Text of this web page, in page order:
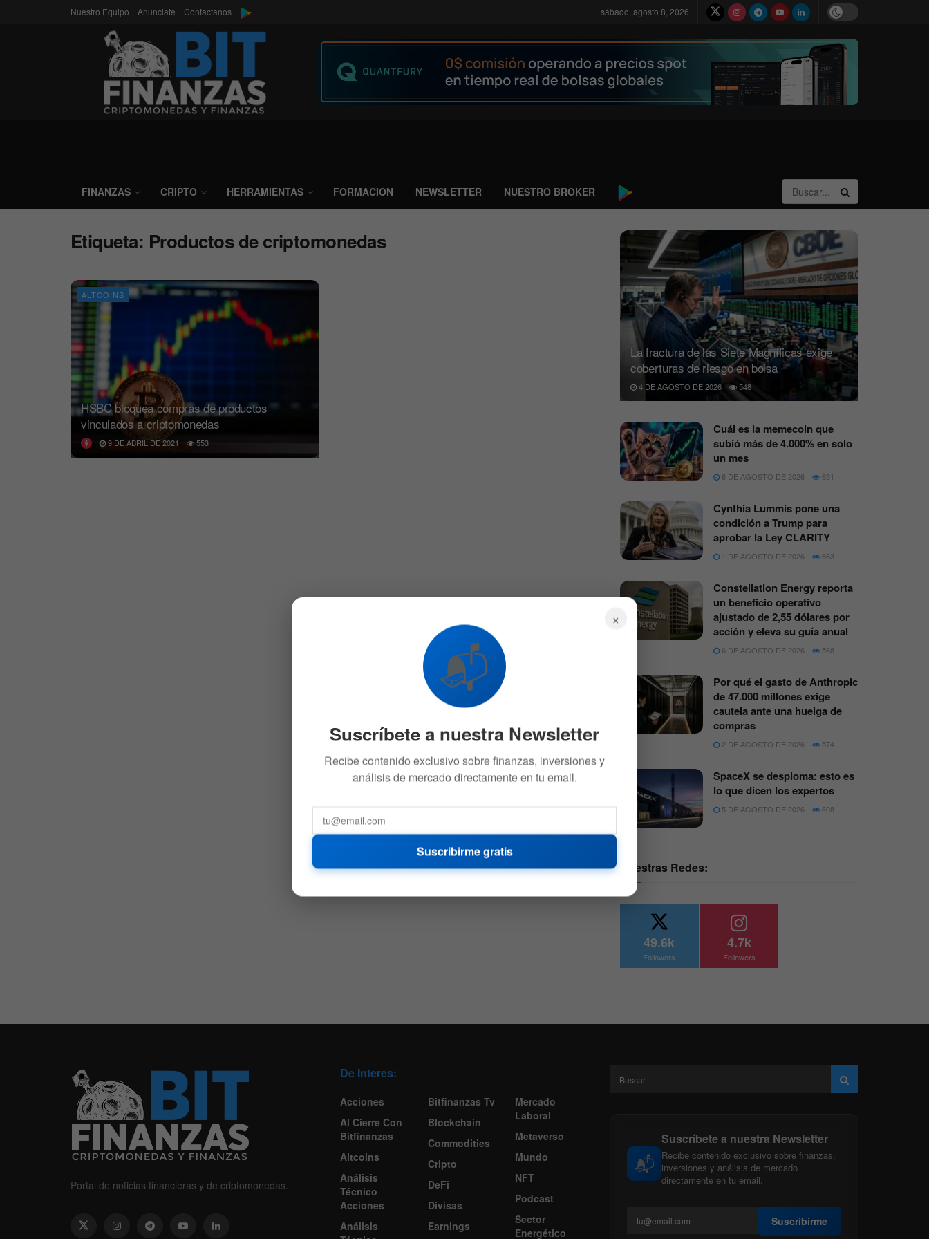
Nuestro Equipo Anunciate Contactanos sábado, agosto 8, 2026
FINANZAS CRIPTO HERRAMIENTAS FORMACION NEWSLETTER NUESTRO BROKER
Etiqueta: Productos de criptomonedas
ALTCOINS
HSBC bloquea compras de productos
vinculados a criptomonedas
9 DE ABRIL DE 2021 553
La fractura de las Siete Magníficas exige
coberturas de riesgo en bolsa
4 DE AGOSTO DE 2026 548
Cuál es la memecoin que
subió más de 4.000% en solo
un mes
6 DE AGOSTO DE 2026 631
Cynthia Lummis pone una
condición a Trump para
aprobar la Ley CLARITY
1 DE AGOSTO DE 2026 663
Constellation Energy reporta
un beneficio operativo
ajustado de 2,55 dólares por
acción y eleva su guía anual
6 DE AGOSTO DE 2026 568
Por qué el gasto de Anthropic
de 47.000 millones exige
cautela ante una huelga de
compras
2 DE AGOSTO DE 2026 574
SpaceX se desploma: esto es
lo que dicen los expertos
5 DE AGOSTO DE 2026 608
Nuestras Redes:
49.6k
Followers
4.7k
Followers
Portal de noticias financieras y de criptomonedas.
De Interes:
Acciones
Al Cierre Con
Bitfinanzas
Altcoins
Análisis
Técnico
Acciones
Análisis
Bitfinanzas Tv
Blockchain
Commodities
Cripto
DeFi
Divisas
Earnings
Mercado
Laboral
Metaverso
Mundo
NFT
Podcast
Sector
Energético
📬
Suscríbete a nuestra Newsletter
Recibe contenido exclusivo sobre finanzas,
inversiones y análisis de mercado
directamente en tu email.
Suscribirme
×
📬
Suscríbete a nuestra Newsletter
Recibe contenido exclusivo sobre finanzas, inversiones y
análisis de mercado directamente en tu email.
Suscribirme gratis